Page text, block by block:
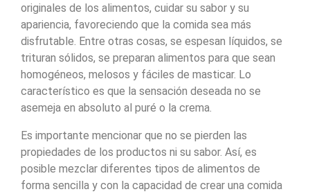
originales de los alimentos, cuidar su sabor y su
apariencia, favoreciendo que la comida sea más
disfrutable. Entre otras cosas, se espesan líquidos, se
trituran sólidos, se preparan alimentos para que sean
homogéneos, melosos y fáciles de masticar. Lo
característico es que la sensación deseada no se
asemeja en absoluto al puré o la crema.
Es importante mencionar que no se pierden las
propiedades de los productos ni su sabor. Así, es
posible mezclar diferentes tipos de alimentos de
forma sencilla y con la capacidad de crear una comida